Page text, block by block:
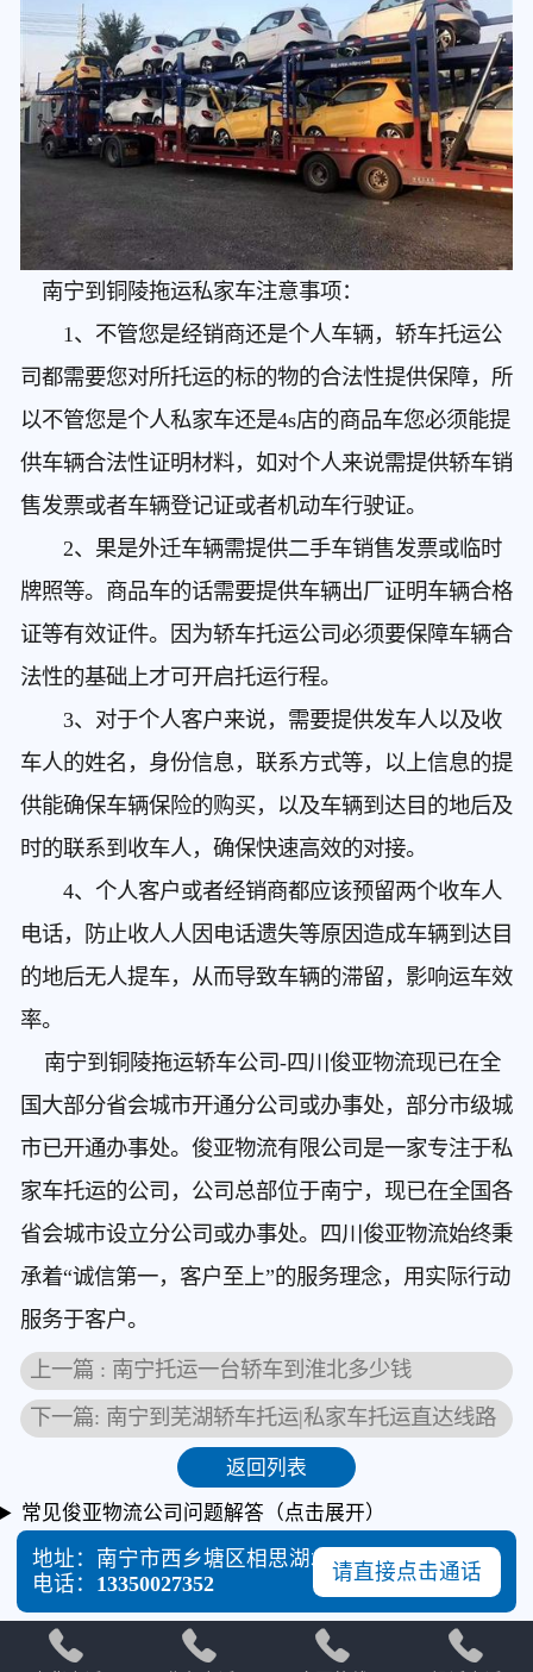
南宁到铜陵拖运私家车注意事项：
1、不管您是经销商还是个人车辆，轿车托运公
司都需要您对所托运的标的物的合法性提供保障，所
以不管您是个人私家车还是4s店的商品车您必须能提
供车辆合法性证明材料，如对个人来说需提供轿车销
售发票或者车辆登记证或者机动车行驶证。
2、果是外迁车辆需提供二手车销售发票或临时
牌照等。商品车的话需要提供车辆出厂证明车辆合格
证等有效证件。因为轿车托运公司必须要保障车辆合
法性的基础上才可开启托运行程。
3、对于个人客户来说，需要提供发车人以及收
车人的姓名，身份信息，联系方式等，以上信息的提
供能确保车辆保险的购买，以及车辆到达目的地后及
时的联系到收车人，确保快速高效的对接。
4、个人客户或者经销商都应该预留两个收车人
电话，防止收人人因电话遗失等原因造成车辆到达目
的地后无人提车，从而导致车辆的滞留，影响运车效
率。
南宁到铜陵拖运轿车公司 -四川俊亚物流现已在全
国大部分省会城市开通分公司或办事处，部分市级城
市已开通办事处。俊亚物流有限公司是一家专注于私
家车托运的公司，公司总部位于南宁，现已在全国各
省会城市设立分公司或办事处。四川俊亚物流始终秉
承着“诚信第一，客户至上”的服务理念，用实际行动
服务于客户。
上一篇 : 南宁托运一台轿车到淮北多少钱
下一篇: ​南宁到芜湖轿车托运|私家车托运直达线路
返回列表
常见俊亚物流公司问题解答（点击展开）
请直接点击通话
地址：南宁市西乡塘区相思湖北路87号
电话： 13350027352
   